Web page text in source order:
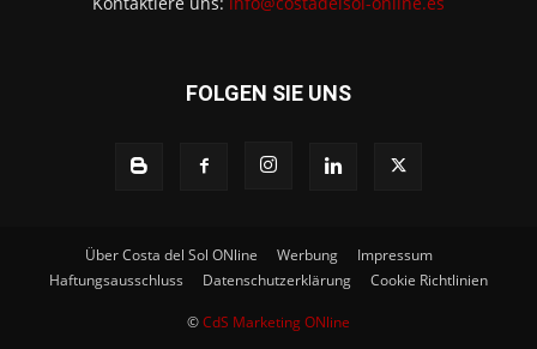
FOLGEN SIE UNS
Über Costa del Sol ONline Werbung
Impressum
Haftungsausschluss
Datenschutzerklärung Cookie Richtlinien
©CdS Marketing ONline